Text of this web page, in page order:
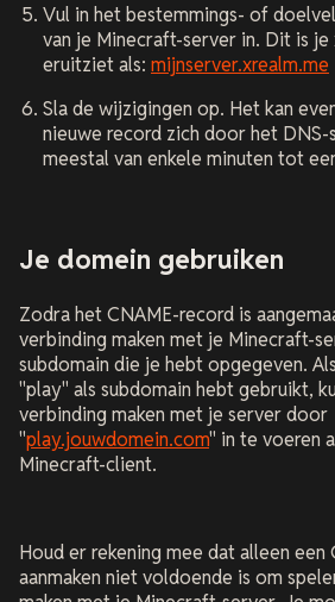
Vul in het bestemmings- of
van je Minecraft-server in. Dit is je
eruitziet als: mijnserver.xrealm.me
Sla de wijzigingen op. Het kan
nieuwe record zich door het
meestal van enkele minuten tot
Je domein gebruiken
Zodra het CNAME-record is
verbinding maken met je Minecraft-
subdomain die je hebt opgegeven.
"play" als subdomain hebt gebruikt,
verbinding maken met je server door
"play.jouwdomein.com" in te voeren
Minecraft-client.
Houd er rekening mee dat alleen een
aanmaken niet voldoende is om